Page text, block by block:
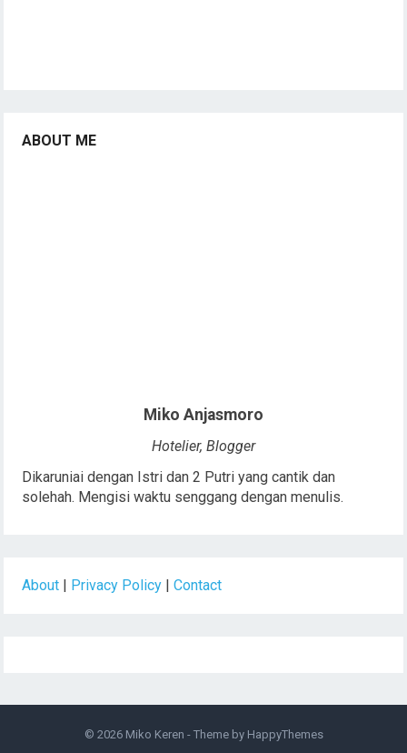
ABOUT ME
Miko Anjasmoro
Hotelier, Blogger
Dikaruniai dengan Istri dan 2 Putri yang cantik dan
solehah. Mengisi waktu senggang dengan menulis.
About Privacy Policy |Contact
© 2026 Miko Keren - Theme by HappyThemes